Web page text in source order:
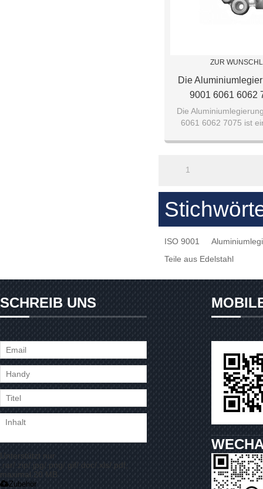
ZUR
Die
9001 6061 6062
Hochpräziser,
Die
6061 6062 7075 ist
1
ISO 9001
Teile aus Edelstahl
SCHREIB UNS
Unterstützt nur
.rar/.zip/.jpg/.png/.gif/.doc/.xls/.pdf,
maximal 20 MB
Zubehör